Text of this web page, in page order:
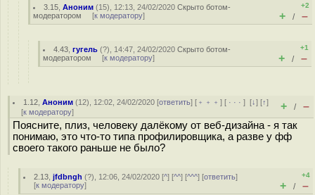
3.15 ,Аноним (15), 12:13, 24/02/2020Скрыто ботом-
модератором [к модератору]
+2
+ / –
4.43 ,гугель (?), 14:47, 24/02/2020Скрыто ботом-
модератором [к модератору]
+1
+ / –
1.12 ,Аноним (12), 12:02, 24/02/2020 [ответить] [ ﹢﹢﹢] [ · · ·][↓] [↑]
[к модератору] + / –
Поясните, плиз, человеку далёкому от веб-дизайна - я так
понимаю, это что-то типа профилировщика, а разве у фф
своего такого раньше не было?
2.13 ,jfdbngh (?), 12:06, 24/02/2020 [^] [^^] [^^^] [ответить]
[к модератору]
+4
+ / –